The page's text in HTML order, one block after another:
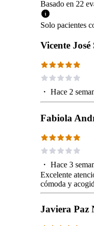
Basado en 22
Solo pacientes
Vicente
・ Hace 2
Fabiola
・ Hace 3
Excelente
cómoda y
Javiera Paz